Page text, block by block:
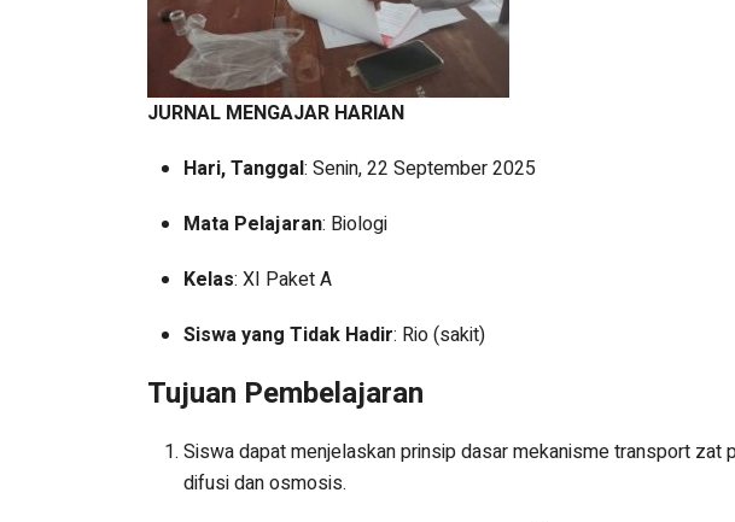
JURNAL MENGAJAR HARIAN
Hari, Tanggal: Senin, 22 September 2025
Mata Pelajaran: Biologi
Kelas: XI Paket A
Siswa yang Tidak Hadir: Rio (sakit)
Tujuan Pembelajaran
Siswa dapat menjelaskan prinsip dasar mekanisme transport zat
difusi dan osmosis.